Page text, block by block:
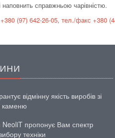
справжньою чарівністю.
+380 (97) 642-26-05, тел./факс +380
відмінну якість виробів зі
каменю
NeoliT пропонує Вам спектр
техніки